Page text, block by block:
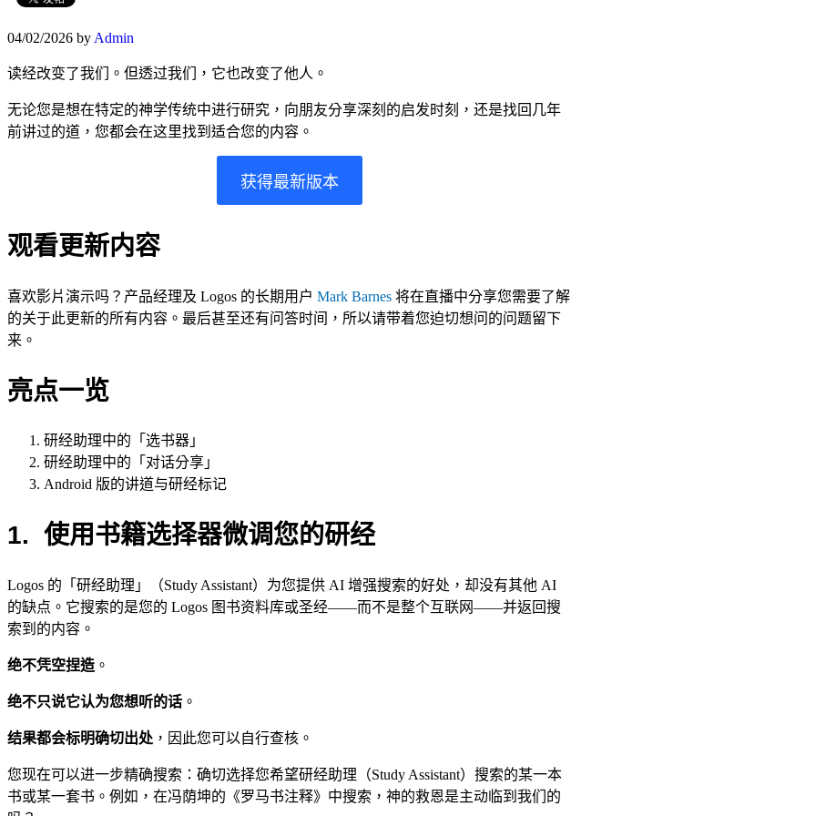
04/02/2026 by Admin
读经改变了我们。但透过我们，它也改变了他人。
无论您是想在特定的神学传统中进行研究，向朋友分享深刻的启发时刻，还是找回几年
前讲过的道，您都会在这里找到适合您的内容。
获得最新版本
观看更新内容
喜欢影片演示吗？产品经理及 Logos 的长期用户 Mark Barnes 将在直播中分享您需要了解
的关于此更新的所有内容。最后甚至还有问答时间，所以请带着您迫切想问的问题留下
来。
亮点一览
研经助理中的「选书器」
研经助理中的「对话分享」
Android 版的讲道与研经标记
1. 使用书籍选择器微调您的研经
Logos 的「研经助理」（Study Assistant）为您提供 AI 增强搜索的好处，却没有其他 AI
的缺点。它搜索的是您的 Logos 图书资料库或圣经——而不是整个互联网——并返回搜
索到的内容。
绝不凭空捏造 。
绝不只说它认为您想听的话 。
结果都会标明确切出处 ，因此您可以自行查核。
您现在可以进一步精确搜索：确切选择您希望研经助理（Study Assistant）搜索的某一本
书或某一套书。例如，在冯荫坤的《罗马书注释》中搜索，神的救恩是主动临到我们的